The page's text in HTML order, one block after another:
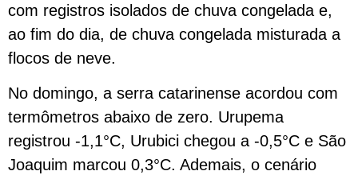
com registros isolados de chuva congelada e,
ao fim do dia, de chuva congelada misturada a
flocos de neve.
No domingo, a serra catarinense acordou com
termômetros abaixo de zero. Urupema
registrou -1,1°C, Urubici chegou a -0,5°C e São
Joaquim marcou 0,3°C. Ademais, o cenário